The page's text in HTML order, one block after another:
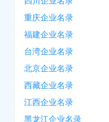
重庆企业名录
福建企业名录
台湾企业名录
北京企业名录
西藏企业名录
江西企业名录
黑龙江企业名录